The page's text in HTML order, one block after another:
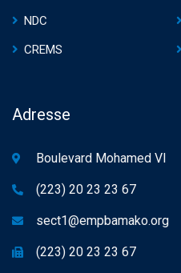
NDC
CREMS
Adresse
Boulevard Mohamed VI
(223) 20 23 23 67
sect1@empbamako.org
(223) 20 23 23 67